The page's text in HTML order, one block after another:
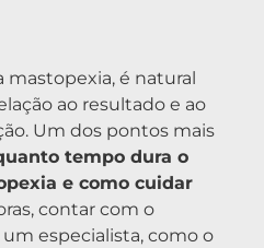
é natural
ao resultado e ao
Um dos pontos mais
tempo dura o
e como cuidar
contar com o
especialista, como o